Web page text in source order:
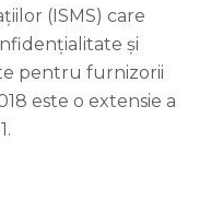
(ISMS) care
și
pentru furnizorii
este o extensie a